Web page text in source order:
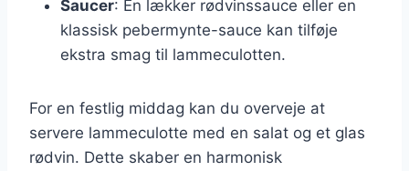
Saucer: En lækker rødvinssauce eller en
klassisk pebermynte-sauce kan tilføje
ekstra smag til lammeculotten.
For en festlig middag kan du overveje at
servere lammeculotte med en salat og et glas
rødvin. Dette skaber en harmonisk